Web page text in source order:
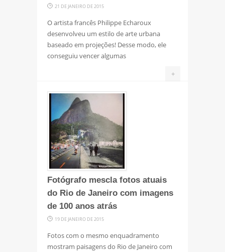
21 DE JANEIRO DE 2015
O artista francês Philippe Echaroux
desenvolveu um estilo de arte urbana
baseado em projeções! Desse modo, ele
conseguiu vencer algumas
+
Fotógrafo mescla fotos atuais
do Rio de Janeiro com imagens
de 100 anos atrás
19 DE JANEIRO DE 2015
Fotos com o mesmo enquadramento
mostram paisagens do Rio de Janeiro com